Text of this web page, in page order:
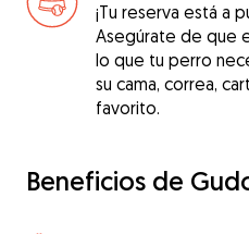
¡Tu reserva está a
Asegúrate de que
lo que tu perro
su cama, correa,
favorito.
Beneficios de